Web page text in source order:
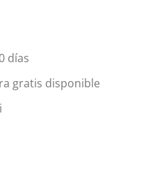
días
gratis disponible